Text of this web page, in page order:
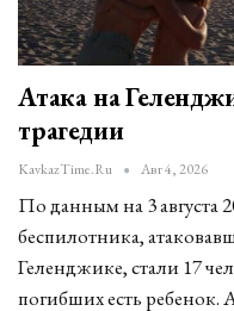
Атака на
трагедии
KavkazTime.ru Авг 4, 2026
По данным на 3 августа
беспилотника,
Геленджике, стали 17
погибших есть